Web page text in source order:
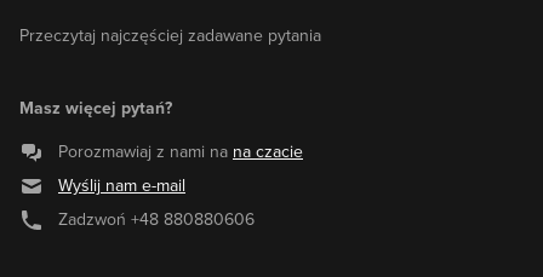
Przeczytaj najczęściej zadawane pytania
Masz więcej pytań?
Porozmawiaj z nami na na czacie
Wyślij nam e-mail
Zadzwoń +48 880880606